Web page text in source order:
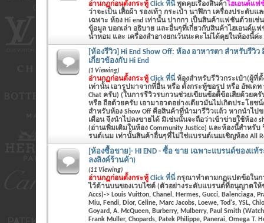
อ่านกฏก่อนตั้งกระทู้ Click ที่นี่ พูดคุยเรื่องสินค้าไฮเอนด์แฟ
ว่าจะเป็นเสื้อผ้า รองเท้า กระเป๋า นาฬิกา เครื่องประดับแ
เฉพาะ ห้อง Hi end เท่านั้น ปากกา เป็นสินค้าแฟชันด้วยเช่
ข้อมูล บอกเล่า อธิบาย และอื่นๆที่เกี่ยวกับสินค้าไฮเอนด์แ
น้ำหอม และ เครื่องสำอางยกเว้นนะคะไม่ได้คุยในห้องนี้ค่ะ
[ห้องรีวิว] Hi End Show Off: ห้อง อาหารตา สำหรับรีวิว
เกี่ยวข้องกับ Hi End
(1 Viewing)
อ่านกฏก่อนตั้งกระทู้ Click ที่นี่ ห้องสำหรับรีวิวกระเป๋า(ผู้ที่
เท่านั้น เอารูปมาจากที่อื่น หรือ ตั้งกระทู้ขอรูป หรือ อัพเดท
Chat ครับ) (ในการรีวิวรบกวนช่วยเขียนข้อดีข้อเสียด้วยค
หรือ ถือด้วยครับ เอามาอวดอย่างเดียวมันไม่เกิดประโยช
สำหรับห้อง Show Off คือสินค้าที่นำมารีวิวแล้ว หากนำไป
เดือน จึงนำไปลงขายได้ มิเช่นนั้นจะถือว่าเข้าข่ายใช้ห้อง
(อ่านเพิ่มเติมในห้อง Community Justice) และห้องนี้สำหรั
รนด์เนม เท่านั้นสินค้าอื่นๆที่ไม่ใช่แบรนด์เนมเชิญห้อง All
[ห้องซื้อขาย]- HI END - ซื้อ ขาย เฉพาะแบรนด์ของแท้
ลงลิงค์ร้านค้า)
(11 Viewing)
อ่านกฏก่อนตั้งกระทู้ Click ที่นี่ กรุณาทำตามกฏแปดข้อในก
ไว้ด้านบนของเวบไซต์ (ตัวอย่างระดับแบรนด์ที่อนุญาตให้
Accs)-> Louis Vuitton, Chanel, Hermes, Gucci, Balenciaga,
Miu, Fendi, Dior, Celine, Marc Jacobs, Loewe, Tod's, YSL,
Goyard, A. McQueen, Burberry, Mulberry, Paul Smith
Frank Muller, Chopards, Patek Philippe, Panerai, Omega T.